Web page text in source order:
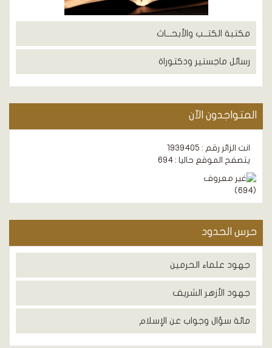
مكتبة الكتــب والأبحـــاث
رسائل ماجستير ودكتوراة
المتواجدون الآن
انت الزائر رقم : 1939405
يتصفح الموقع حاليا : 694
(
694
)
حرس الحدود
جهود علماء الحرمين
جهود الأزهر الشريف
مائة سؤال وجواب عن الإسلام